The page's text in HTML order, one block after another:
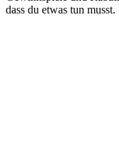
dass du etwas tun musst.